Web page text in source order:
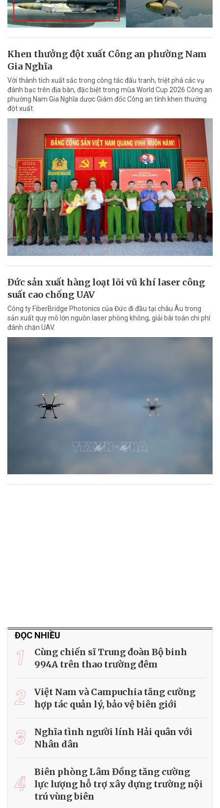
Khen thưởng đột xuất Công an phường Nam
Gia Nghĩa
Với thành tích xuất sắc trong công tác đấu tranh, triệt phá các vụ
đánh bạc trên địa bàn, đặc biệt trong mùa World Cup 2026 Công an
phường Nam Gia Nghĩa dược Giám đốc Công an tỉnh khen thưởng
đột xuất.
Đức sản xuất hàng loạt lõi vũ khí laser công
suất cao chống UAV
Công ty FiberBridge Photonics của Đức đi đầu tại châu Âu trong
sản xuất quy mô lớn nguồn laser phòng không, giải bài toán chi phí
đánh chặn UAV.
ĐỌC NHIỀU
1
Cùng chiến sĩ Trung đoàn Bộ binh
994A trên thao trường đêm
2
Việt Nam và Campuchia tăng cường
hợp tác quản lý, bảo vệ biên giới
3
Nghĩa tình người lính Hải quân với
Nhân dân
4
Biên phòng Lâm Đồng tăng cường
lực lượng hỗ trợ xây dựng trường nội
trú vùng biên